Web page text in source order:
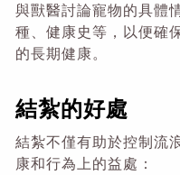
與獸醫討論寵物的具體
種、健康史等，以便確
的長期健康。
結紮的好處
結紮不僅有助於控制流
康和行為上的益處：